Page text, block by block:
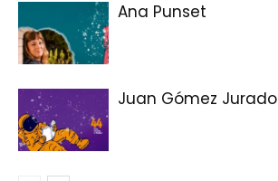
Ana Punset
Juan Gómez Jurado